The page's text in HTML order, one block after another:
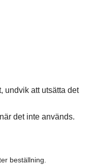
undvik att utsätta det
det inte används.
beställning.